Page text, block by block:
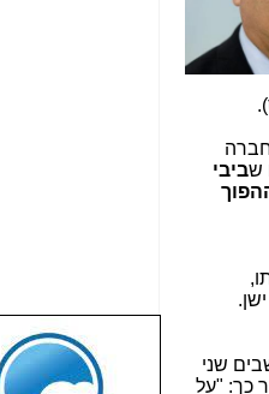
שביבי
שני
כך: "על
שבוע טוב לכל
הגולשים באשר
הם!!!